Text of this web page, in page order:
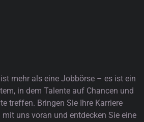
mehr als eine Jobbörse – es ist ein
in dem Talente auf Chancen und
treffen. Bringen Sie Ihre Karriere
mit uns voran und entdecken Sie eine